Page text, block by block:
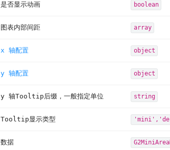
是否显示动画 boolean
图表内部间距 array
x 轴配置 object
y 轴配置 object
y 轴Tooltip后缀，一般指定单位 string
Tooltip显示类型
数据